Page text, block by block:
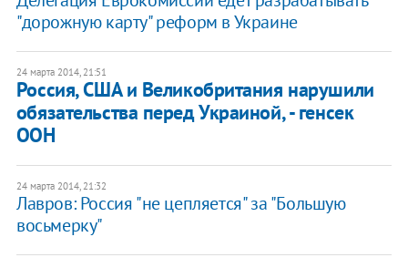
"дорожную карту" реформ в Украине
24 марта 2014, 21:51
Россия, США и Великобритания нарушили
обязательства перед Украиной, - генсек
ООН
24 марта 2014, 21:32
Лавров: Россия "не цепляется" за "Большую
восьмерку"